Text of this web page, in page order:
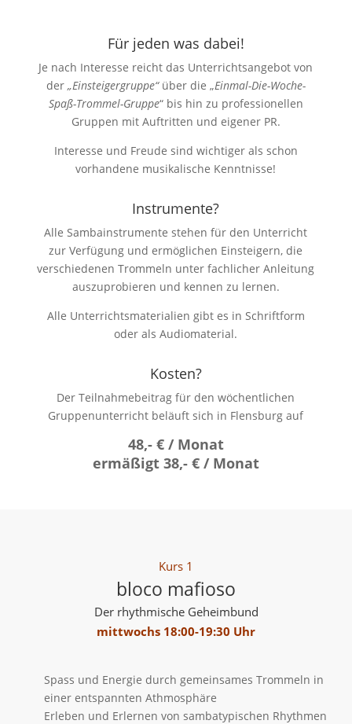
Für jeden was dabei!
Je nach Interesse reicht das Unterrichtsangebot von
der „Einsteigergruppe“über die „Einmal-Die-Woche-
Spaß-Trommel-Gruppe“bis hin zu professionellen
Gruppen mit Auftritten und eigener PR.
Interesse und Freude sind wichtiger als schon
vorhandene musikalische Kenntnisse!
Instrumente?
Alle Sambainstrumente stehen für den Unterricht
zur Verfügung und ermöglichen Einsteigern, die
verschiedenen Trommeln unter fachlicher Anleitung
auszuprobieren und kennen zu lernen.
Alle Unterrichtsmaterialien gibt es in Schriftform
oder als Audiomaterial.
Kosten?
Der Teilnahmebeitrag für den wöchentlichen
Gruppenunterricht beläuft sich in Flensburg auf
48,- € / Monat
ermäßigt 38,- € / Monat
Kurs 1
bloco mafioso
Der rhythmische Geheimbund
mittwochs 18:00-19:30 Uhr
Spass und Energie durch gemeinsames Trommeln in
einer entspannten Athmosphäre
Erleben und Erlernen von sambatypischen Rhythmen